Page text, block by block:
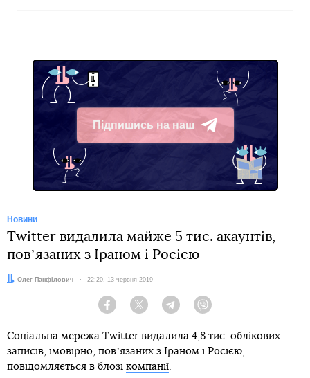
Підпишись на наш
Telegram
Новини
Twitter видалила майже 5 тис. акаунтів,
повʼязаних з Іраном і Росією
Автор:
Олег Панфілович Дата:
22:20, 13 червня 2019
Facebook Twitter Telegram
Соціальна мережа Twitter видалила 4,8 тис. облікових
записів, імовірно, повʼязаних з Іраном і Росією,
повідомляється в блозі компанії.